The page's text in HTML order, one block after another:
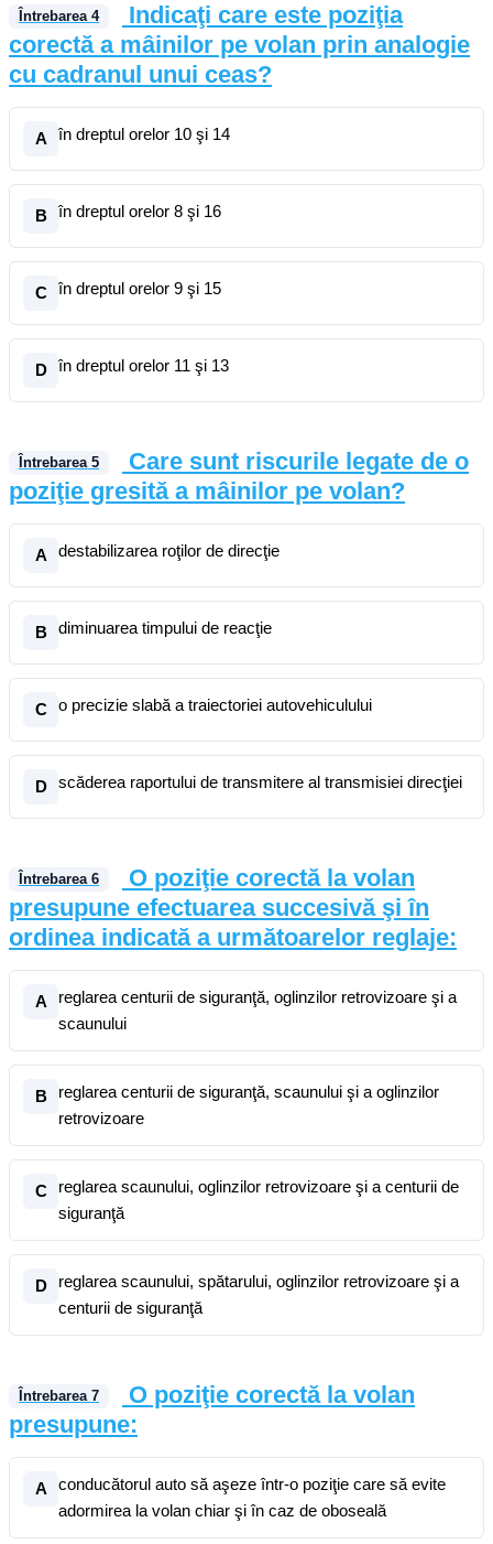
Întrebarea 4
Indicaţi care este poziţia
corectă a mâinilor pe volan prin analogie
cu cadranul unui ceas?
A în dreptul orelor 10 şi 14
B în dreptul orelor 8 şi 16
C în dreptul orelor 9 şi 15
D în dreptul orelor 11 şi 13
Întrebarea 5
Care sunt riscurile legate de o
poziţie gresită a mâinilor pe volan?
A destabilizarea roţilor de direcţie
B diminuarea timpului de reacţie
C o precizie slabă a traiectoriei autovehiculului
D scăderea raportului de transmitere al transmisiei direcţiei
Întrebarea 6
O poziţie corectă la volan
presupune efectuarea succesivă şi în
ordinea indicată a următoarelor reglaje:
A
reglarea centurii de siguranţă, oglinzilor retrovizoare şi a
scaunului
B
reglarea centurii de siguranţă, scaunului şi a oglinzilor
retrovizoare
C
reglarea scaunului, oglinzilor retrovizoare şi a centurii de
siguranţă
D
reglarea scaunului, spătarului, oglinzilor retrovizoare şi a
centurii de siguranţă
Întrebarea 7
O poziţie corectă la volan
presupune:
A
conducătorul auto să aşeze într-o poziţie care să evite
adormirea la volan chiar şi în caz de oboseală